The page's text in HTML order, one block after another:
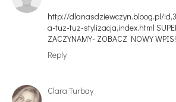
http://dlanasdziewczyn.bloog.pl/
a-tuz-tuz-stylizacja,index.html
ZACZYNAMY- ZOBACZ NOWY
Reply
Clara Turbay